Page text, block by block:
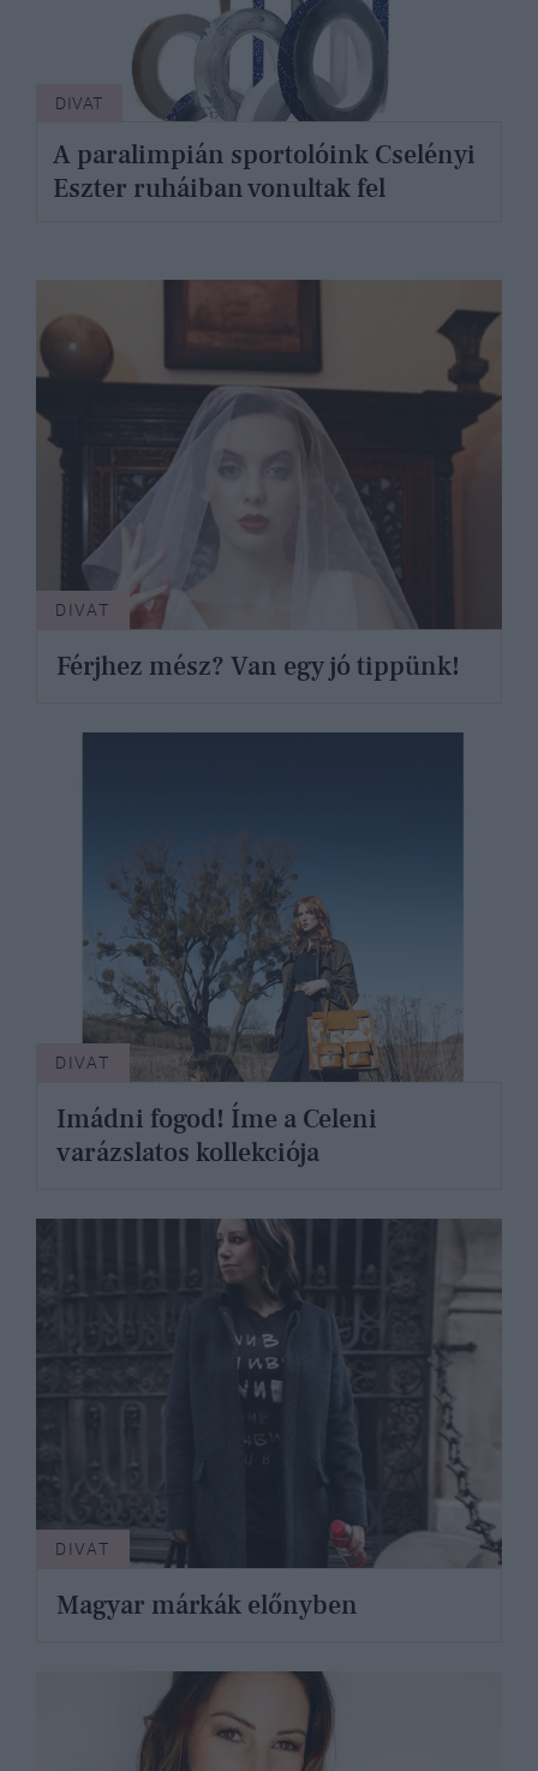
DIVAT
A paralimpián sportolóink Cselényi
Eszter ruháiban vonultak fel
DIVAT
Férjhez mész? Van egy jó tippünk!
DIVAT
Imádni fogod! Íme a Celeni
varázslatos kollekciója
DIVAT
Magyar márkák előnyben